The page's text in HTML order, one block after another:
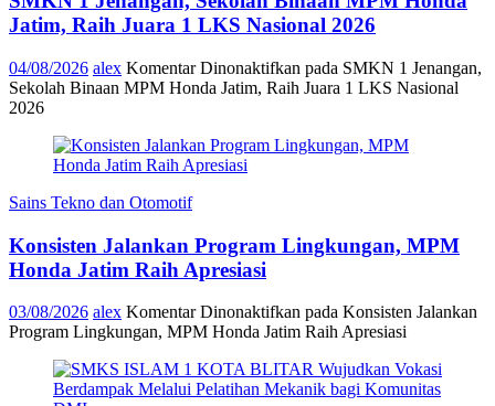
Jatim, Raih Juara 1 LKS Nasional 2026
04/08/2026 alex Komentar Dinonaktifkan pada SMKN 1 Jenangan,
Sekolah Binaan MPM Honda Jatim, Raih Juara 1 LKS Nasional
2026
Sains Tekno dan Otomotif
Konsisten Jalankan Program Lingkungan, MPM
Honda Jatim Raih Apresiasi
03/08/2026 alex Komentar Dinonaktifkan pada Konsisten Jalankan
Program Lingkungan, MPM Honda Jatim Raih Apresiasi